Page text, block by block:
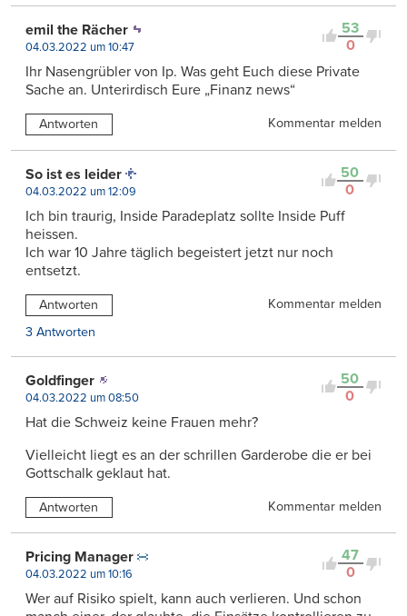
53
0
emil the Rächer
04.03.2022 um 10:47
Ihr Nasengrübler von Ip. Was geht Euch diese Private
Sache an. Unterirdisch Eure „Finanz news“
Antworten Kommentar melden
50
0
So ist es leider
04.03.2022 um 12:09
Ich bin traurig, Inside Paradeplatz sollte Inside Puff
heissen.
Ich war 10 Jahre täglich begeistert jetzt nur noch
entsetzt.
Antworten
Kommentar melden
3 Antworten
50
0
Goldfinger
04.03.2022 um 08:50
Hat die Schweiz keine Frauen mehr?
Vielleicht liegt es an der schrillen Garderobe die er bei
Gottschalk geklaut hat.
Antworten Kommentar melden
47
0
Pricing Manager
04.03.2022 um 10:16
Wer auf Risiko spielt, kann auch verlieren. Und schon